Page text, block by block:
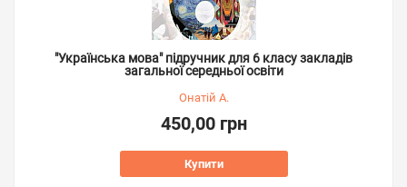
"Українська мова" підручник для 6 класу закладів
загальної середньої освіти
Онатій А.
450,00 грн
Купити